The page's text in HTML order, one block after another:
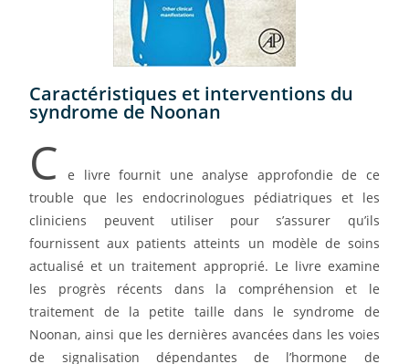
Caractéristiques et interventions du
syndrome de Noonan
C
e livre fournit une analyse approfondie de ce
trouble que les endocrinologues pédiatriques et les
cliniciens peuvent utiliser pour s’assurer qu’ils
fournissent aux patients atteints un modèle de soins
actualisé et un traitement approprié. Le livre examine
les progrès récents dans la compréhension et le
traitement de la petite taille dans le syndrome de
Noonan, ainsi que les dernières avancées dans les voies
de signalisation dépendantes de l’hormone de